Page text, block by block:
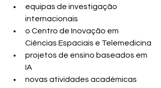
equipas de investigação
internacionais
o Centro de Inovação em
Ciências Espaciais e Telemedicina
projetos de ensino baseados em
IA
novas atividades académicas